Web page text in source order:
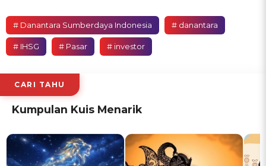
# Danantara Sumberdaya Indonesia # danantara
# IHSG # Pasar # investor
CARI TAHU
Kumpulan Kuis Menarik